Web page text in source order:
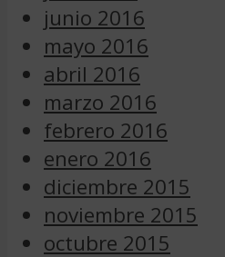
junio 2016
mayo 2016
abril 2016
marzo 2016
febrero 2016
enero 2016
diciembre 2015
noviembre 2015
octubre 2015